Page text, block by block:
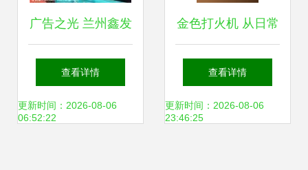
广告之光 兰州鑫发
广告装饰市场部引
领户外广告新风尚
查看详情
更新时间：2026-08-06
06:52:22
金色打火机 从日常
用品到品牌名片
——广告打火机定
查看详情
更新时间：2026-08-06
23:46:25